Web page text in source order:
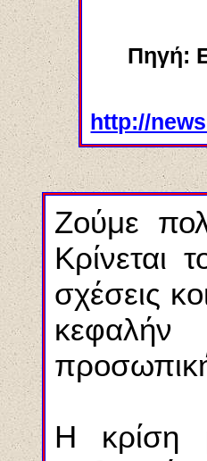
Πηγή:
http://
Zούμε
Kρίνεται
σχέσεις
κεφαλήν
H κρίση